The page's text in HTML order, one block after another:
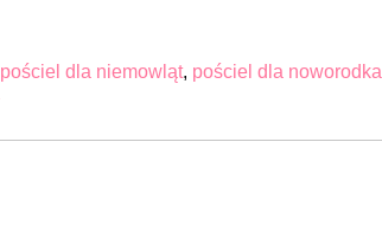
pościel dla niemowląt, pościel dla noworodka